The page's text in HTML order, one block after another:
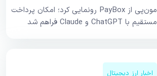
مون‌پی از PayBox رونمایی کرد؛ امکان پرداخت
مستقیم با ChatGPT و Claude فراهم شد
اخبار ارز دیجیتال